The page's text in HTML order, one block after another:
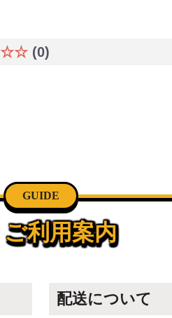
(0)
GUIDE
ご利用案内
配送について